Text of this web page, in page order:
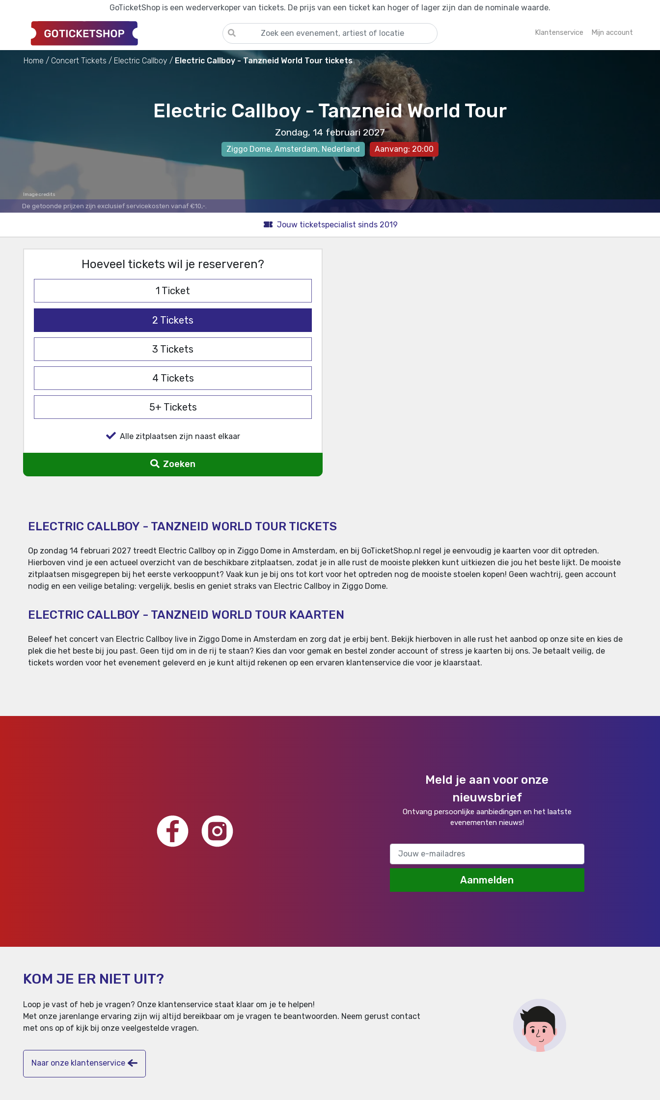
GoTicketShop is een wederverkoper van tickets. De prijs van een ticket kan hoger of lager zijn dan de nominale waarde.
Klantenservice Mijn account
Home Concert Tickets Electric Callboy Electric Callboy - Tanzneid World Tour tickets
Electric Callboy - Tanzneid World Tour
Zondag, 14 februari 2027
Ziggo Dome, Amsterdam, Nederland Aanvang: 20:00
Image credits
De getoonde prijzen zijn exclusief servicekosten vanaf €10,-.
Jouw ticketspecialist sinds 2019
Hoeveel tickets wil je reserveren?
1 Ticket
2 Tickets
3 Tickets
4 Tickets
5+ Tickets
Alle zitplaatsen zijn naast elkaar
Zoeken
ELECTRIC CALLBOY - TANZNEID WORLD TOUR TICKETS
Op zondag 14 februari 2027 treedt Electric Callboy op in Ziggo Dome in Amsterdam, en bij GoTicketShop.nl regel je eenvoudig je kaarten voor dit optreden.
Hierboven vind je een actueel overzicht van de beschikbare zitplaatsen, zodat je in alle rust de mooiste plekken kunt uitkiezen die jou het beste lijkt. De mooiste
zitplaatsen misgegrepen bij het eerste verkooppunt? Vaak kun je bij ons tot kort voor het optreden nog de mooiste stoelen kopen! Geen wachtrij, geen account
nodig en een veilige betaling: vergelijk, beslis en geniet straks van Electric Callboy in Ziggo Dome.
ELECTRIC CALLBOY - TANZNEID WORLD TOUR KAARTEN
Beleef het concert van Electric Callboy live in Ziggo Dome in Amsterdam en zorg dat je erbij bent. Bekijk hierboven in alle rust het aanbod op onze site en kies de
plek die het beste bij jou past. Geen tijd om in de rij te staan? Kies dan voor gemak en bestel zonder account of stress je kaarten bij ons. Je betaalt veilig, de
tickets worden voor het evenement geleverd en je kunt altijd rekenen op een ervaren klantenservice die voor je klaarstaat.
Meld je aan voor onze
nieuwsbrief
Ontvang persoonlijke aanbiedingen en het laatste
evenementen nieuws!
Aanmelden
KOM JE ER NIET UIT?
Loop je vast of heb je vragen? Onze klantenservice staat klaar om je te helpen!
Met onze jarenlange ervaring zijn wij altijd bereikbaar om je vragen te beantwoorden. Neem gerust contact
met ons op of kijk bij onze veelgestelde vragen.
Naar onze klantenservice